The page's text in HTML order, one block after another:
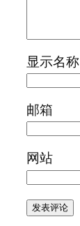
显示名称
邮箱
网站